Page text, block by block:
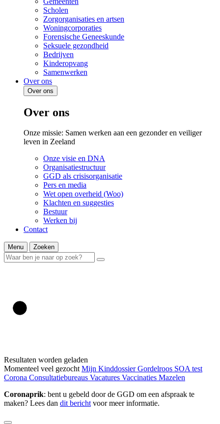
Scholen
Zorgorganisaties en artsen
Woningcorporaties
Forensische Geneeskunde
Seksuele gezondheid
Bedrijven
Kinderopvang
Samenwerken
Over ons
Over ons
Over ons
Onze missie: Samen werken aan een gezonder en veiliger
leven in Zeeland
Onze visie en DNA
Organisatiestructuur
GGD als crisisorganisatie
Pers en media
Wet open overheid (Woo)
Klachten en suggesties
Bestuur
Werken bij
Contact
Menu Zoeken
Resultaten worden geladen
Momenteel veel gezocht Mijn KinddossierGordelroos SOA test
Corona Consultatiebureaus Vacatures Vaccinaties Mazelen
Coronaprik: bent u gebeld door de GGD om een afspraak te
maken? Lees dan dit berichtvoor meer informatie.